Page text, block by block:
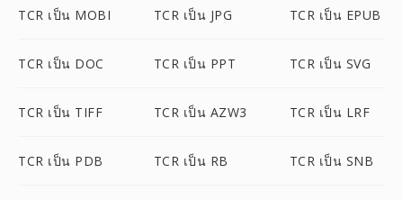
TCR เป็น MOBI TCR เป็น JPG TCR เป็น EPUB
TCR เป็น DOC TCR เป็น PPT TCR เป็น SVG
TCR เป็น TIFF TCR เป็น AZW3 TCR เป็น LRF
TCR เป็น PDB TCR เป็น RB TCR เป็น SNB